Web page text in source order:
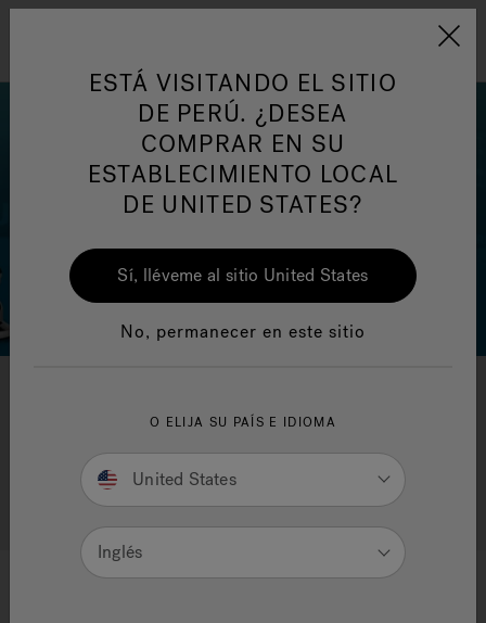
Jacuzzi&reg; Latin
Responsabilidad Social
HIDROMASAJE
Preguntas Frecuentes
Search All FAQ's
ESTÁ VISITANDO EL SITIO
DE PERÚ. ¿DESEA
COMPRAR EN SU
ESTABLECIMIENTO LOCAL
DE UNITED STATES?
Sí, lléveme al sitio United States
No, permanecer en este sitio
O ELIJA SU PAÍS E IDIOMA
United States
Inglés